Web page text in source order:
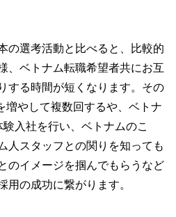
の選考活動と比べると、比較的
、ベトナム転職希望者共にお互
する時間が短くなります。その
増やして複数回するや、ベトナ
入社を行い、ベトナムのこ
人スタッフとの関りを知っても
のイメージを掴んでもらうなど
用の成功に繋がります。